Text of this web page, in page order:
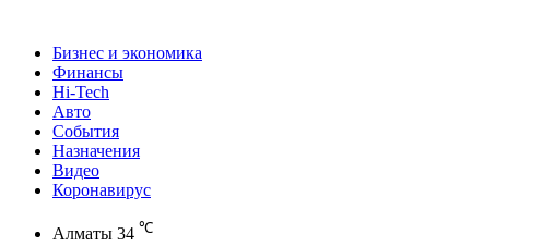
Бизнес и экономика
Финансы
Hi-Tech
Авто
События
Назначения
Видео
Коронавирус
Алматы 34 ℃